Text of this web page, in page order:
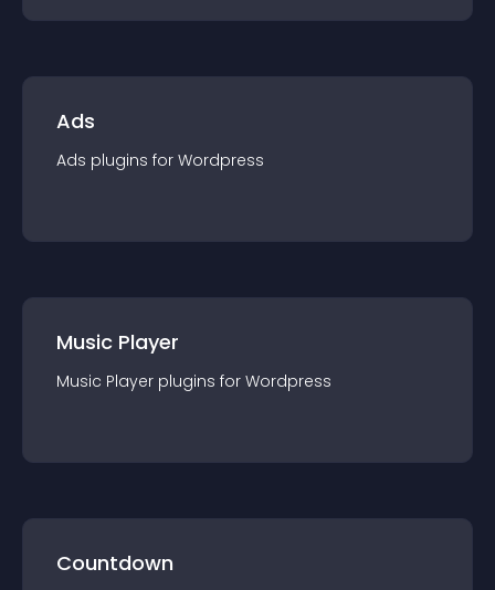
Ads
Ads plugins for Wordpress
Music Player
Music Player plugins for Wordpress
Countdown